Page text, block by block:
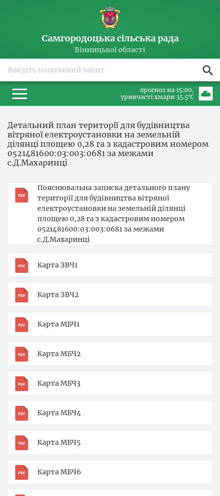
Самгородоцька сільська рада
Вінницької області
прогноз на 15:00
уривчасті хмари 35.5℃
Детальний план території для будівництва
вітряної електроустановки на земельній
ділянці площею 0,28 га з кадастровим номером
0521481600:03:003:0681 за межами
с.Д.Махаринці
Пояснювальна записка детального плану
території для будівництва вітряної
електроустановки на земельній ділянці
площею 0,28 га з кадастровим номером
0521481600:03:003:0681 за межами
с.Д.Махаринці
Карта ЗВЧ1
Карта ЗВЧ2
Карта МБЧ1
Карта МБЧ2
Карта МБЧ3
Карта МБЧ4
Карта МБЧ5
Карта МБЧ6